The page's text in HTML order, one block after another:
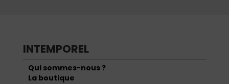
INTEMPOREL
Qui sommes-nous ?
La boutique